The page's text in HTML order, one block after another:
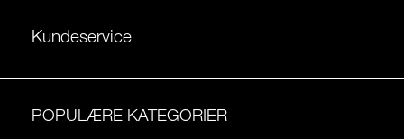
Kundeservice
POPULÆRE KATEGORIER